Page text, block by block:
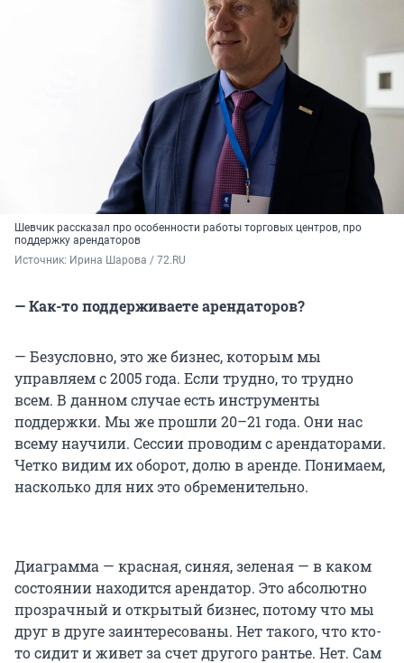
Шевчик рассказал про особенности работы торговых центров, про
поддержку арендаторов
Источник: Ирина Шарова / 72.RU
— Как-то поддерживаете арендаторов?
— Безусловно, это же бизнес, которым мы
управляем с 2005 года. Если трудно, то трудно
всем. В данном случае есть инструменты
поддержки. Мы же прошли 20–21 года. Они нас
всему научили. Сессии проводим с арендаторами.
Четко видим их оборот, долю в аренде. Понимаем,
насколько для них это обременительно.
Диаграмма — красная, синяя, зеленая — в каком
состоянии находится арендатор. Это абсолютно
прозрачный и открытый бизнес, потому что мы
друг в друге заинтересованы. Нет такого, что кто-
то сидит и живет за счет другого рантье. Нет. Сам